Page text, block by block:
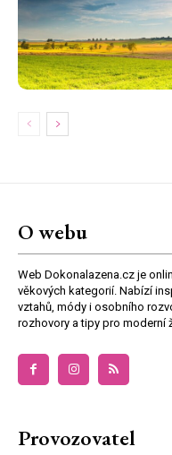
O webu
Web Dokonalazena.cz je
věkových kategorií. Nabízí
vztahů, módy i osobního
rozhovory a tipy pro moderní
Provozovatel